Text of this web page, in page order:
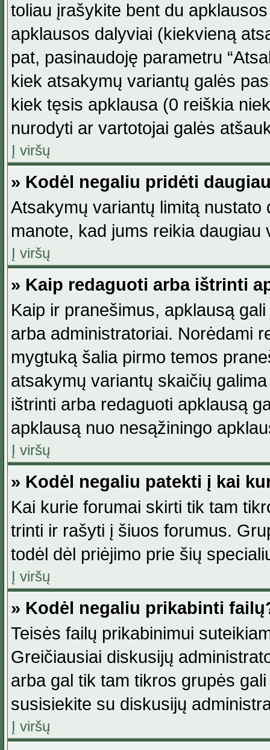
toliau įrašykite bent du
apklausos dalyviai (kiekvieną
pat, pasinaudoję parametru
kiek atsakymų variantų galės
kiek tęsis apklausa (0 reiškia
nurodyti ar vartotojai galės
Į viršų
» Kodėl negaliu pridėti
Atsakymų variantų limitą
manote, kad jums reikia daugiau
Į viršų
» Kaip redaguoti arba ištrinti
Kaip ir pranešimus, apklausą
arba administratoriai. Norėdami
mygtuką šalia pirmo temos
atsakymų variantų skaičių
ištrinti arba redaguoti apklausą
apklausą nuo nesąžiningo
Į viršų
» Kodėl negaliu patekti į kai
Kai kurie forumai skirti tik tam
trinti ir rašyti į šiuos forumus.
todėl dėl priėjimo prie šių
Į viršų
» Kodėl negaliu prikabinti
Teisės failų prikabinimui
Greičiausiai diskusijų
arba gal tik tam tikros grupės
susisiekite su diskusijų
Į viršų